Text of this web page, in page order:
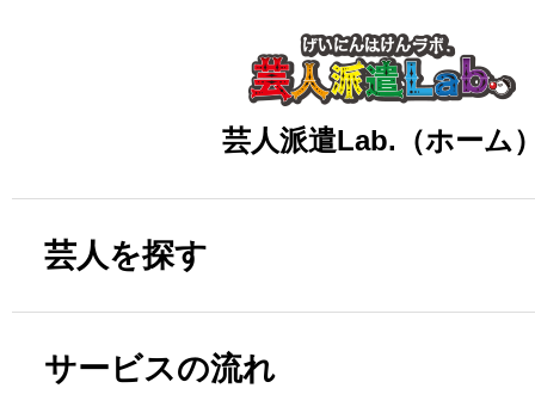
芸人派遣Lab.（ホーム
芸人を探す
サービスの流れ